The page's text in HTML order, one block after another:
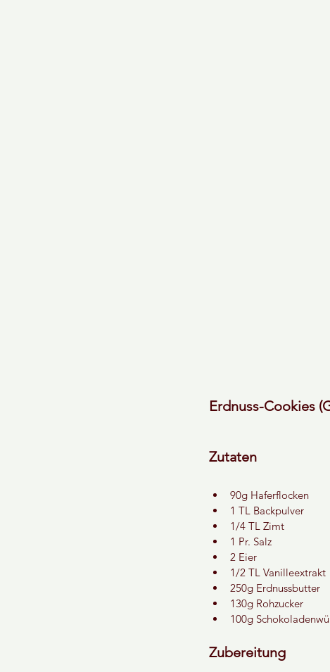
Erdnuss-Cookies
Zutaten
90g Haferflocken
1 TL Backpulver
1/4 TL Zimt
1 Pr. Salz
2 Eier
1/2 TL Vanilleextrakt
250g Erdnussbutter
130g Rohzucker
100g
Zubereitung